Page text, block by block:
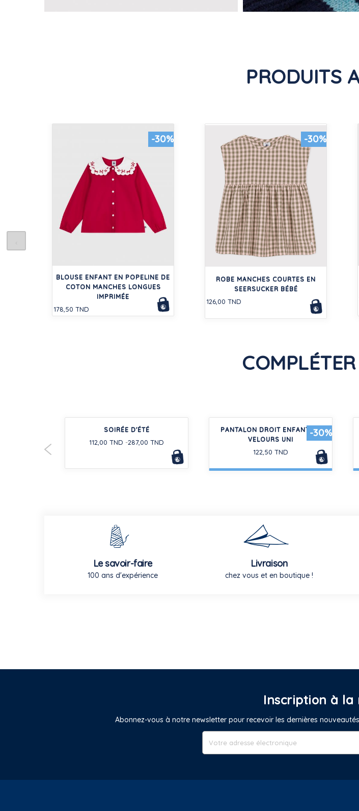
PRODUITS
-30%
BLOUSE ENFANT EN POPELINE DE
COTON MANCHES LONGUES
IMPRIMÉE
178,50 TND
-30%
ROBE MANCHES COURTES EN
SEERSUCKER BÉBÉ
126,00 TND
SOIRÉE D'ÉTÉ
112,00 TND 287,00 TND
-30%
PANTALON DROIT ENFANT EN
VELOURS UNI
122,50 TND
Le savoir-faire
100 ans d'expérience
Livraison
chez vous et en boutique !
Inscription à la
Abonnez-vous à notre newsletter pour recevoir les dernières